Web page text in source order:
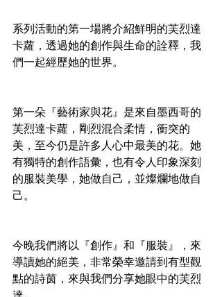
系列活動的第一場將介紹鮮明的芙烈達
卡蘿，透過她的創作與生命的詮釋，我
們一起經歷她的世界。
第一朵『藝術家與花』是來自墨西哥的
芙烈達卡蘿，剛烈混合柔情，衝突的
美，至今仍是許多人心中最美的花。她
有獨特的創作語彙，也有令人印象深刻
的服裝美學，她做自己，並燦爛地做自
己。
今晚我們將以『創作』和『服裝』，來
導讀她的絕美，非常榮幸邀請到有型觀
點的詩茵，來與我們分享她眼中的芙烈